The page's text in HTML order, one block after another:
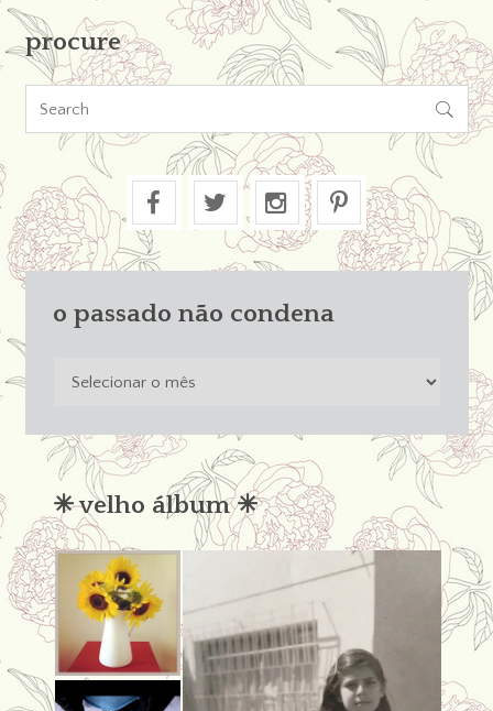
procure

o passado não condena
condena
✳︎ velho álbum ✳︎